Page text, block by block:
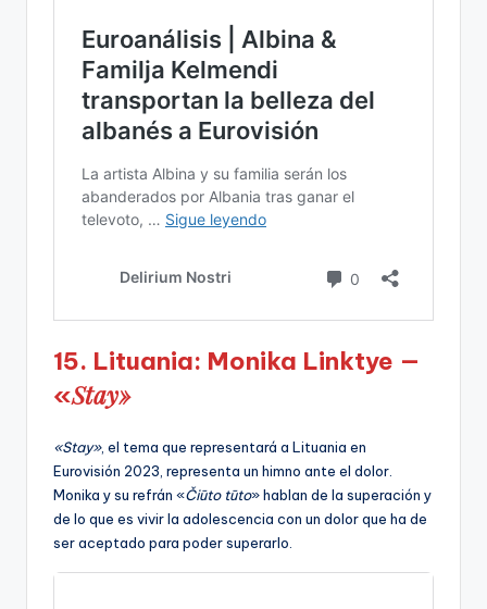
15. Lituania: Monika Linktye —
«Stay»
«Stay», el tema que representará a Lituania en
Eurovisión 2023, representa un himno ante el dolor.
Monika y su refrán «Čiūto tūto» hablan de la superación y
de lo que es vivir la adolescencia con un dolor que ha de
ser aceptado para poder superarlo.